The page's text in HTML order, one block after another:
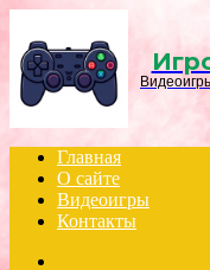
Главная
О сайте
Видеоигры
Контакты